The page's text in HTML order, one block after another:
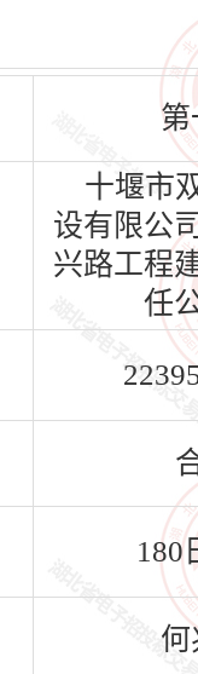
第
十堰市
设有限公
兴路工程
任
180
何